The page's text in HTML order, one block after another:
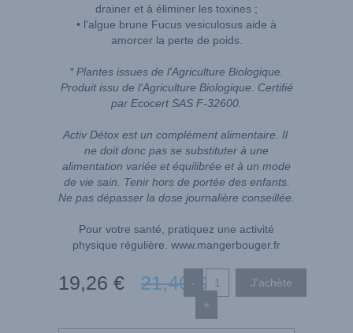
drainer et à éliminer les toxines ;
• l'algue brune Fucus vesiculosus aide à
amorcer la perte de poids.
* Plantes issues de l'Agriculture Biologique.
Produit issu de l'Agriculture Biologique. Certifié
par Ecocert SAS F-32600.
Activ Détox est un complément alimentaire. Il
ne doit donc pas se substituter à une
alimentation variée et équilibrée et à un mode
de vie sain. Tenir hors de portée des enfants.
Ne pas dépasser la dose journalière conseillée.
Pour votre santé, pratiquez une activité
physique régulière. www.mangerbouger.fr
19,26 € 21,40 €
-
+